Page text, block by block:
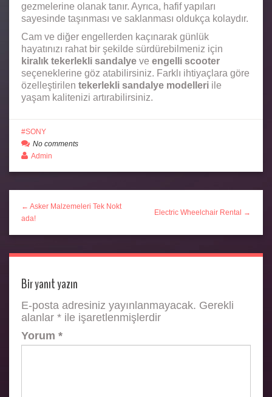
gezmelerine olanak tanır. Ayrıca, hafif yapıları
sayesinde taşınması ve saklanması oldukça kolaydır.
Cam ve diğer engellerden kaçınarak günlük
hayatınızı rahat bir şekilde sürdürebilmeniz için
kiralık tekerlekli sandalye ve engelli scooter
seçeneklerine göz atabilirsiniz. Farklı ihtiyaçlara göre
özelleştirilen tekerlekli sandalye modelleri ile
yaşam kalitenizi artırabilirsiniz.
SONY
No comments
Admin
← Asker Malzemeleri Tek Nokt
ada!
Electric Wheelchair Rental →
Bir yanıt yazın
E-posta adresiniz yayınlanmayacak. Gerekli
alanlar * ile işaretlenmişlerdir
Yorum *